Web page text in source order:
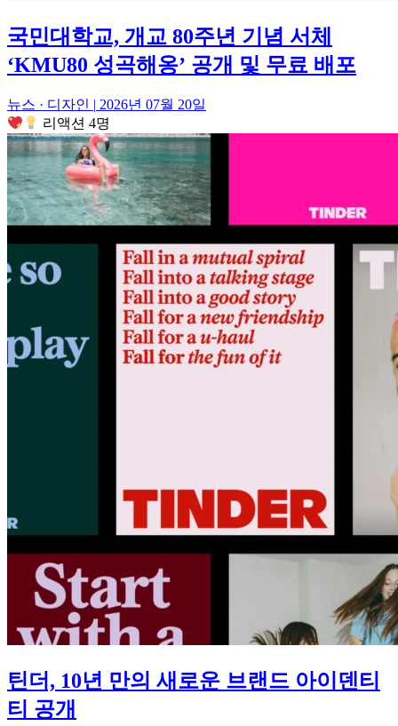
국민대학교, 개교 80주년 기념 서체
‘KMU80 성곡해옹’ 공개 및 무료 배포
뉴스 · 디자인 | 2026년 07월 20일
리액션 4명
틴더, 10년 만의 새로운 브랜드 아이덴티
티 공개